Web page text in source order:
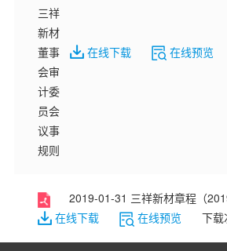
三祥
新材
董事
会审
计委
员会
议事
规则
在线下载 在线预览
2019-01-31 三祥新材章程（
在线下载
在线预览 下载